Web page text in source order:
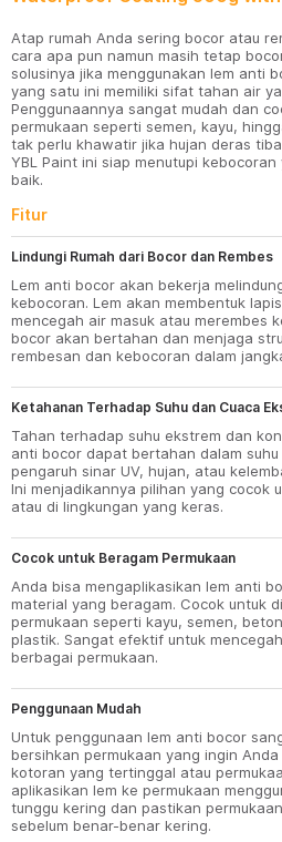
Atap rumah Anda sering bocor atau
cara apa pun namun masih tetap
solusinya jika menggunakan lem anti
yang satu ini memiliki sifat tahan air
Penggunaannya sangat mudah dan
permukaan seperti semen, kayu,
tak perlu khawatir jika hujan deras
YBL Paint ini siap menutupi
baik.
Fitur
Lindungi Rumah dari Bocor dan Rembes
Lem anti bocor akan bekerja
kebocoran. Lem akan membentuk
mencegah air masuk atau merembes
bocor akan bertahan dan menjaga
rembesan dan kebocoran dalam
Ketahanan Terhadap Suhu dan Cuaca
Tahan terhadap suhu ekstrem dan
anti bocor dapat bertahan dalam
pengaruh sinar UV, hujan, atau
Ini menjadikannya pilihan yang cocok
atau di lingkungan yang keras.
Cocok untuk Beragam Permukaan
Anda bisa mengaplikasikan lem anti
material yang beragam. Cocok untuk
permukaan seperti kayu, semen,
plastik. Sangat efektif untuk
berbagai permukaan.
Penggunaan Mudah
Untuk penggunaan lem anti bocor
bersihkan permukaan yang ingin
kotoran yang tertinggal atau
aplikasikan lem ke permukaan
tunggu kering dan pastikan
sebelum benar-benar kering.